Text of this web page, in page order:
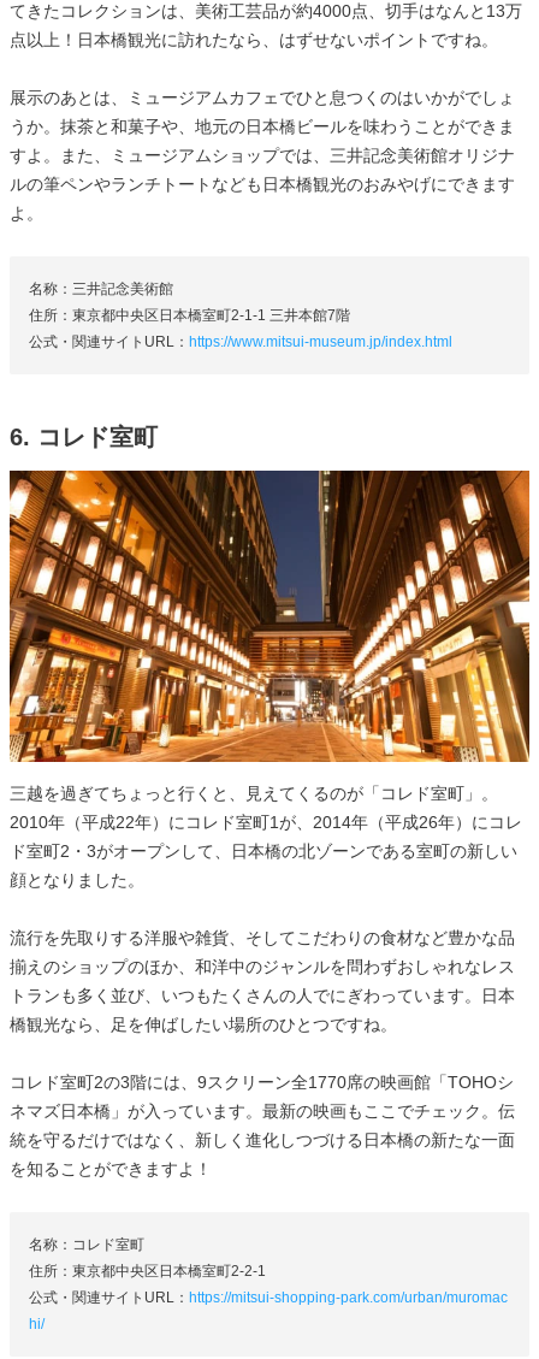
てきたコレクションは、美術工芸品が約4000点、切手はなんと13万
点以上！日本橋観光に訪れたなら、はずせないポイントですね。
展示のあとは、ミュージアムカフェでひと息つくのはいかがでしょ
うか。抹茶と和菓子や、地元の日本橋ビールを味わうことができま
すよ。また、ミュージアムショップでは、三井記念美術館オリジナ
ルの筆ペンやランチトートなども日本橋観光のおみやげにできます
よ。
名称：三井記念美術館
住所：東京都中央区日本橋室町2-1-1 三井本館7階
公式・関連サイトURL： https://www.mitsui-museum.jp/index.html
6. コレド室町
三越を過ぎてちょっと行くと、見えてくるのが「コレド室町」。
2010年（平成22年）にコレド室町1が、2014年（平成26年）にコレ
ド室町2・3がオープンして、日本橋の北ゾーンである室町の新しい
顔となりました。
流行を先取りする洋服や雑貨、そしてこだわりの食材など豊かな品
揃えのショップのほか、和洋中のジャンルを問わずおしゃれなレス
トランも多く並び、いつもたくさんの人でにぎわっています。日本
橋観光なら、足を伸ばしたい場所のひとつですね。
コレド室町2の3階には、9スクリーン全1770席の映画館「TOHOシ
ネマズ日本橋」が入っています。最新の映画もここでチェック。伝
統を守るだけではなく、新しく進化しつづける日本橋の新たな一面
を知ることができますよ！
名称：コレド室町
住所：東京都中央区日本橋室町2-2-1
公式・関連サイトURL： https://mitsui-shopping-park.com/urban/muromac
hi/